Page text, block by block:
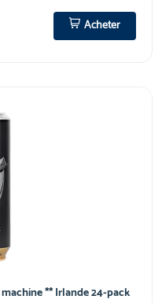
Acheter
** Irlande 24-pack